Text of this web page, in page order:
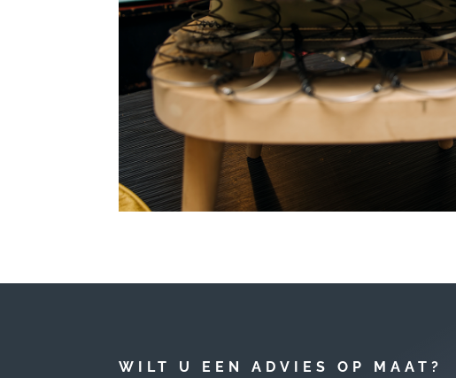
WILT U EEN ADVIES OP MAAT?